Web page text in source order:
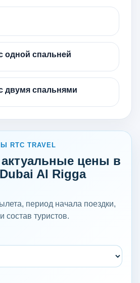
одной спальней
двумя спальнями
RTC TRAVEL
цены в
Al Rigga
период начала поездки,
состав туристов.